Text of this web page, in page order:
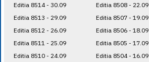
Editia 8514 - 30.09
Editia 8513 - 29.09
Editia 8512 - 26.09
Editia 8511 - 25.09
Editia 8510 - 24.09
Editia 8508 - 22.09
Editia 8507 - 19.09
Editia 8506 - 18.09
Editia 8505 - 17.09
Editia 8504 - 16.09